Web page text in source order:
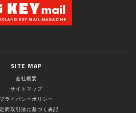
SITE MAP
会社概要
サイトマップ
プライバシーポリシー
商取引法に基づく表記